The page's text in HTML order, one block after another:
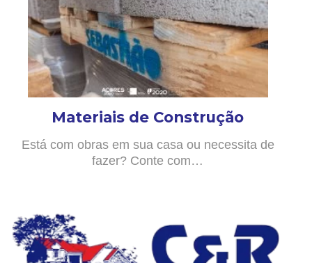
Materiais de Construção
Está com obras em sua casa ou necessita de
fazer? Conte com…